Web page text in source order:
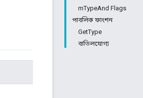
mTypeAnd Flags
পাবলিক ফাংশন
GetType
বাতিলযোগ্য